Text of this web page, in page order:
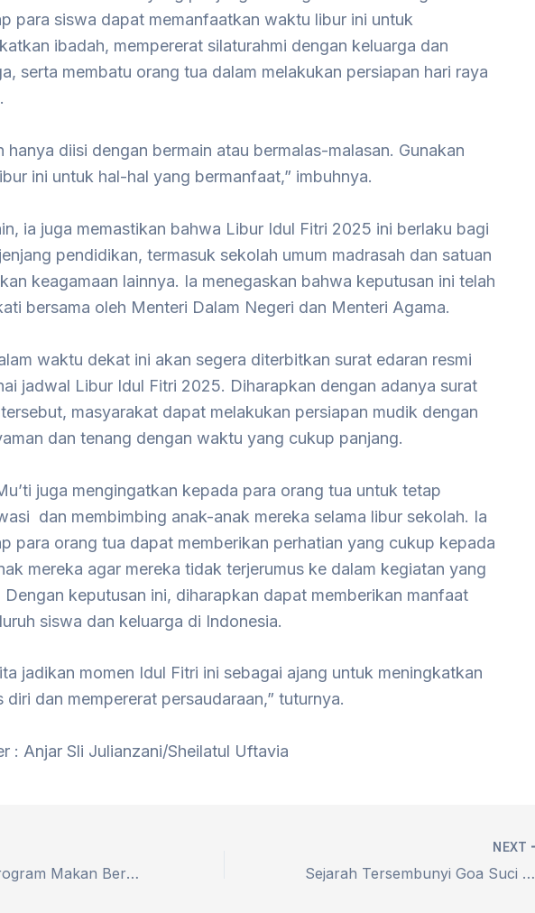
para siswa dapat memanfaatkan waktu libur ini untuk
ibadah, mempererat silaturahmi dengan keluarga dan
serta membatu orang tua dalam melakukan persiapan hari raya
hanya diisi dengan bermain atau bermalas-malasan. Gunakan
ini untuk hal-hal yang bermanfaat,” imbuhnya.
ia juga memastikan bahwa Libur Idul Fitri 2025 ini berlaku bagi
pendidikan, termasuk sekolah umum madrasah dan satuan
keagamaan lainnya. Ia menegaskan bahwa keputusan ini telah
bersama oleh Menteri Dalam Negeri dan Menteri Agama.
waktu dekat ini akan segera diterbitkan surat edaran resmi
jadwal Libur Idul Fitri 2025. Diharapkan dengan adanya surat
masyarakat dapat melakukan persiapan mudik dengan
dan tenang dengan waktu yang cukup panjang.
juga mengingatkan kepada para orang tua untuk tetap
dan membimbing anak-anak mereka selama libur sekolah. Ia
para orang tua dapat memberikan perhatian yang cukup kepada
mereka agar mereka tidak terjerumus ke dalam kegiatan yang
Dengan keputusan ini, diharapkan dapat memberikan manfaat
siswa dan keluarga di Indonesia.
jadikan momen Idul Fitri ini sebagai ajang untuk meningkatkan
diri dan mempererat persaudaraan,” tuturnya.
: Anjar Sli Julianzani/Sheilatul Uftavia
KPK Sebut Program Makan Bergizi Gratis Dikorupsi
NEXT
Sejarah Tersembunyi Goa Suci Sumber Inspirasi Pembangunan Majapahit